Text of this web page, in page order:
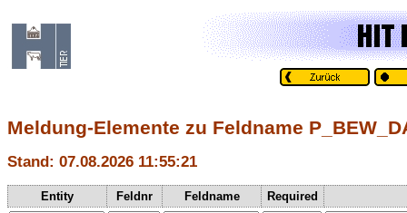
Meldung-Elemente zu Feldname
Stand: 07.08.2026 11:55:21
Entity Feldnr Feldname Required